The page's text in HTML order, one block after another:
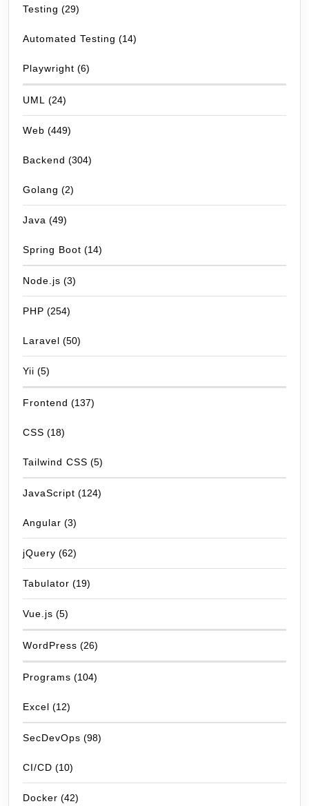
Testing (29)
Automated Testing (14)
Playwright (6)
UML (24)
Web (449)
Backend (304)
Golang (2)
Java (49)
Spring Boot (14)
Node.js (3)
PHP (254)
Laravel (50)
Yii (5)
Frontend (137)
CSS (18)
Tailwind CSS (5)
JavaScript (124)
Angular (3)
jQuery (62)
Tabulator (19)
Vue.js (5)
WordPress (26)
Programs (104)
Excel (12)
SecDevOps (98)
CI/CD (10)
Docker (42)